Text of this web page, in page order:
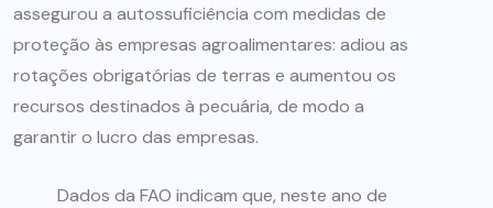
assegurou a autossuficiência com medidas de
proteção às empresas agroalimentares: adiou as
rotações obrigatórias de terras e aumentou os
recursos destinados à pecuária, de modo a
garantir o lucro das empresas.
Dados da FAO indicam que, neste ano de